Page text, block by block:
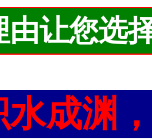
由让您选
水成渊